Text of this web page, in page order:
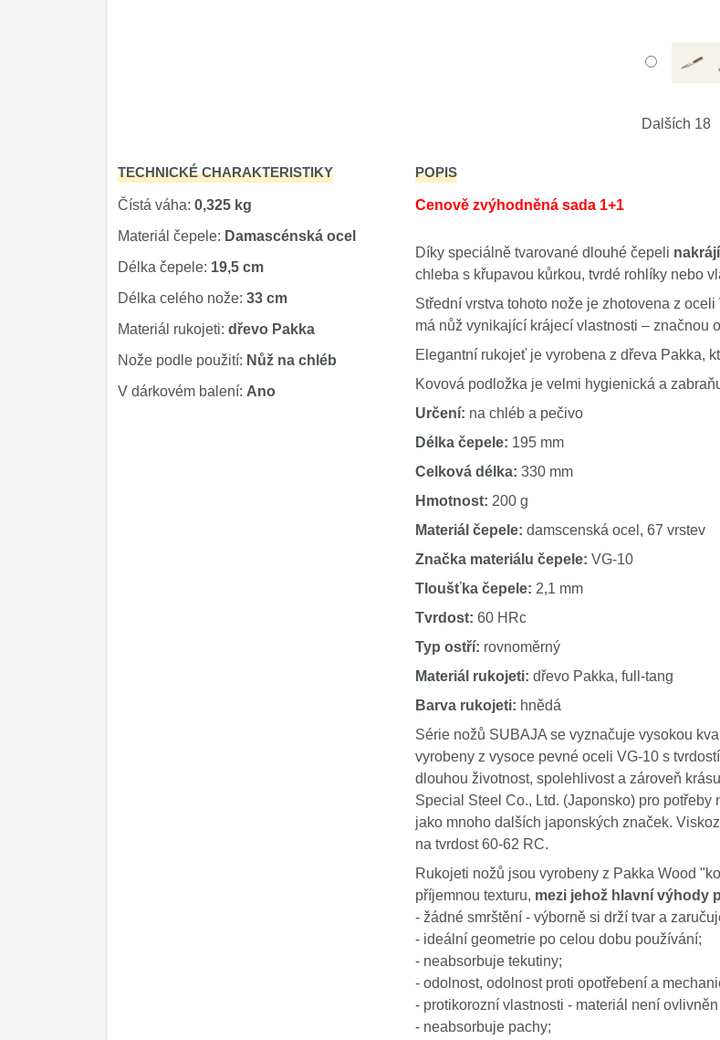
Dalších 18
TECHNICKÉ CHARAKTERISTIKY
Čístá váha: 0,325 kg
Materiál čepele: Damascénská ocel
Délka čepele: 19,5 cm
Délka celého nože: 33 cm
Materiál rukojeti: dřevo Pakka
Nože podle použití: Nůž na chléb
V dárkovém balení: Ano
POPIS
Cenově zvýhodněná sada 1+1
Díky speciálně tvarované dlouhé čepeli
chleba s křupavou kůrkou, tvrdé rohlíky nebo
Střední vrstva tohoto nože je zhotovena z
má nůž vynikající krájecí vlastnosti – značnou
Elegantní rukojeť je vyrobena z dřeva Pakka,
Kovová podložka je velmi hygienická a
Určení: na chléb a pečivo
Délka čepele: 195 mm
Celková délka: 330 mm
Hmotnost: 200 g
Materiál čepele: damscenská ocel, 67 vrstev
Značka materiálu čepele: VG-10
Tloušťka čepele: 2,1 mm
Tvrdost: 60 HRc
Typ ostří: rovnoměrný
Materiál rukojeti: dřevo Pakka, full-tang
Barva rukojeti: hnědá
Série nožů SUBAJA se vyznačuje vysokou
vyrobeny z vysoce pevné oceli VG-10 s
dlouhou životnost, spolehlivost a zároveň
Special Steel Co., Ltd. (Japonsko) pro
jako mnoho dalších japonských značek.
na tvrdost 60-62 RC.
Rukojeti nožů jsou vyrobeny z Pakka Wood
příjemnou texturu, mezi jehož hlavní výhody
- žádné smrštění - výborně si drží tvar a
- ideální geometrie po celou dobu používání;
- neabsorbuje tekutiny;
- odolnost, odolnost proti opotřebení a
- protikorozní vlastnosti - materiál není
- neabsorbuje pachy;